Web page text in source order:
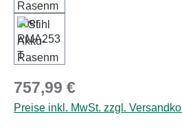
Regulärer Preis:
757,99 €
Preise inkl. MwSt. zzgl.